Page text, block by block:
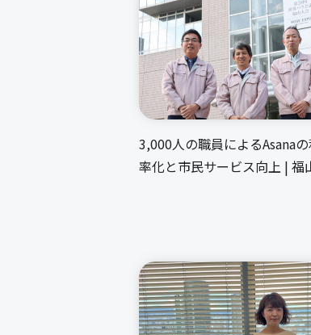
3,000人の職員によるAsana
率化と市民サービス向上 | 福